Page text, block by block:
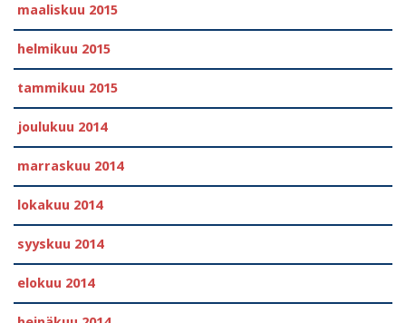
maaliskuu 2015
helmikuu 2015
tammikuu 2015
joulukuu 2014
marraskuu 2014
lokakuu 2014
syyskuu 2014
elokuu 2014